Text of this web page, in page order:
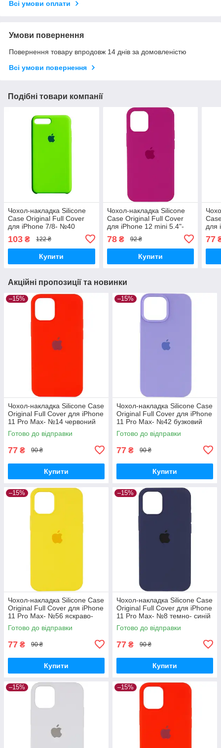
Всі умови оплати
Умови повернення
Повернення товару впродовж 14 днів за домовленістю
Всі умови повернення
Подібні товари компанії
Чохол-накладка Silicone
Case Original Full Cover
для iPhone 7/8- №40
103 ₴ 122 ₴
Купити
Чохол-накладка Silicone
Case Original Full Cover
для iPhone 12 mini 5.4"-
78₴ 92 ₴
Купити
для
77
Акційні пропозиції та новинки
–15%
Чохол-накладка Silicone Case
Original Full Cover для iPhone
11 Pro Max- №14 червоний
Готово до відправки
77 ₴ 90 ₴
Купити
–15%
Чохол-накладка Silicone Case
Original Full Cover для iPhone
11 Pro Max- №42 бузковий
Готово до відправки
77 ₴ 90 ₴
Купити
–15%
Чохол-накладка Silicone Case
Original Full Cover для iPhone
11 Pro Max- №56 яскраво-
жовтий
Готово до відправки
77 ₴ 90 ₴
Купити
–15%
Чохол-накладка Silicone Case
Original Full Cover для iPhone
11 Pro Max- №8 темно- синій
Готово до відправки
77 ₴ 90 ₴
Купити
–15% –15%